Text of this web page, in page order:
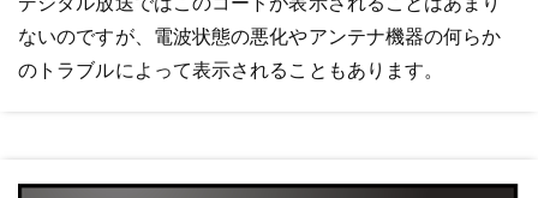
ないのですが、電波状態の悪化やアンテナ機器の何らか
のトラブルによって表示されることもあります。